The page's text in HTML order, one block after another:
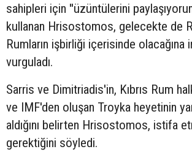
sahipleri için ''üzüntülerini
kullanan Hrisostomos, gelecekte de
Rumların işbirliği içerisinde olacağına
vurguladı.
Sarris ve Dimitriadis'in, Kıbrıs Rum
ve IMF'den oluşan Troyka heyetinin
aldığını belirten Hrisostomos, istifa
gerektiğini söyledi.